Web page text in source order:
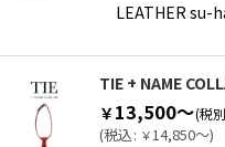
LEATHER su-
TIE + NAME
￥ 13,500～(税
(税込: ￥14,850～)